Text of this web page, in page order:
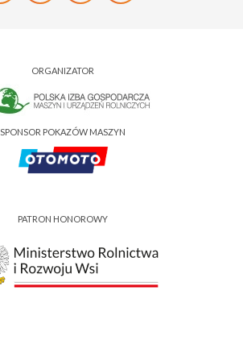
ORGANIZATOR
SPONSOR POKAZÓW MASZYN
PATRON HONOROWY